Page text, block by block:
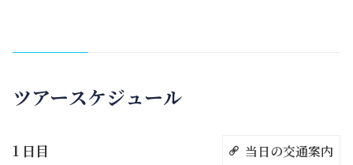
は獅頭山歩道を金山岬の高台まで行き、広い海の景色と燭
山温泉公園に戻り、黄金の湯で足の疲れを癒してから金包
ツアースケジュール
1 日目 当日の交通案内